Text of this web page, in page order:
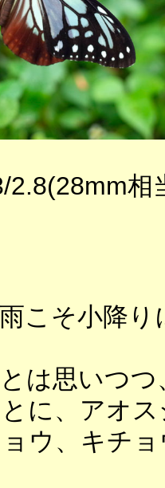
2.8(28mm相
こそ小降
は思いつ
に、アオ
ウ、キチ